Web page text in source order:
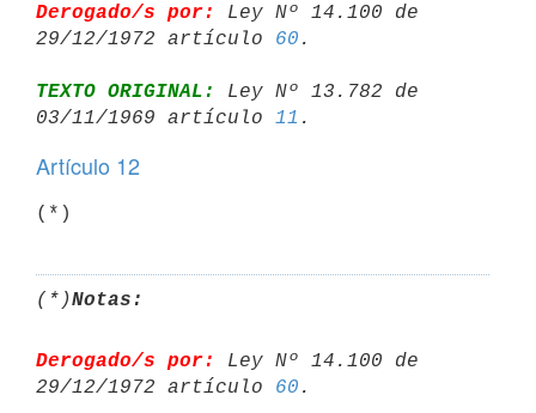
Derogado/s por:
Ley Nº 14.100 de
29/12/1972 artículo 60
TEXTO ORIGINAL:
Ley Nº 13.782 de
03/11/1969 artículo 11
Artículo 12
(*)
(*)Notas:
Derogado/s por:
Ley Nº 14.100 de
29/12/1972 artículo 60